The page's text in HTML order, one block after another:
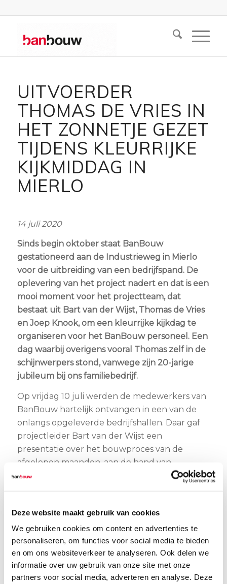
Deze website maakt gebruik van cookies
We gebruiken cookies om content en advertenties te
personaliseren, om functies voor social media te bieden
en om ons websiteverkeer te analyseren. Ook delen we
informatie over uw gebruik van onze site met onze
partners voor social media, adverteren en analyse. Deze
UITVOERDER
THOMAS DE VRIES IN
HET ZONNETJE GEZET
TIJDENS KLEURRIJKE
KIJKMIDDAG IN
MIERLO
14 juli 2020
Sinds begin oktober staat BanBouw
gestationeerd aan de Industrieweg in Mierlo
voor de uitbreiding van een bedrijfspand. De
oplevering van het project nadert en dat is een
mooi moment voor het projectteam, dat
bestaat uit Bart van der Wijst, Thomas de Vries
en Joep Knook, om een kleurrijke kijkdag te
organiseren voor het BanBouw personeel. Een
dag waarbij overigens vooral Thomas zelf in de
schijnwerpers stond, vanwege zijn 20-jarige
jubileum bij ons familiebedrijf.
Op vrijdag 10 juli werden de medewerkers van
BanBouw hartelijk ontvangen in een van de
onlangs opgeleverde bedrijfshallen. Daar gaf
projectleider Bart van der Wijst een
presentatie over het bouwproces van de
afgelopen maanden, aan de hand van
zelfgemaakte dronebeelden. Na de
het nieuwe bedrijfspand, dat bestaat uit drie
bedrijfshallen en een kantoorruimte met een
totale oppervlakte van 3600 m2.